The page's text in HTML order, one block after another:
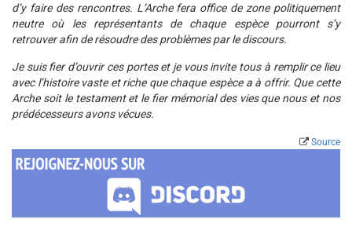
d’y faire des rencontres. L’Arche fera office de zone politiquement
neutre où les représentants de chaque espèce pourront s’y
retrouver afin de résoudre des problèmes par le discours.
Je suis fier d’ouvrir ces portes et je vous invite tous à remplir ce lieu
avec l’histoire vaste et riche que chaque espèce a à offrir. Que cette
Arche soit le testament et le fier mémorial des vies que nous et nos
prédécesseurs avons vécues.
Source